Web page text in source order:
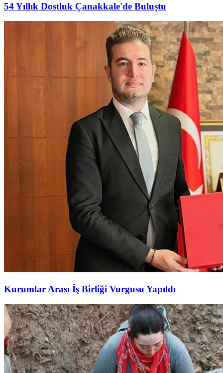
54 Yıllık Dostluk Çanakkale'de Buluştu
Kurumlar Arası İş Birliği Vurgusu Yapıldı